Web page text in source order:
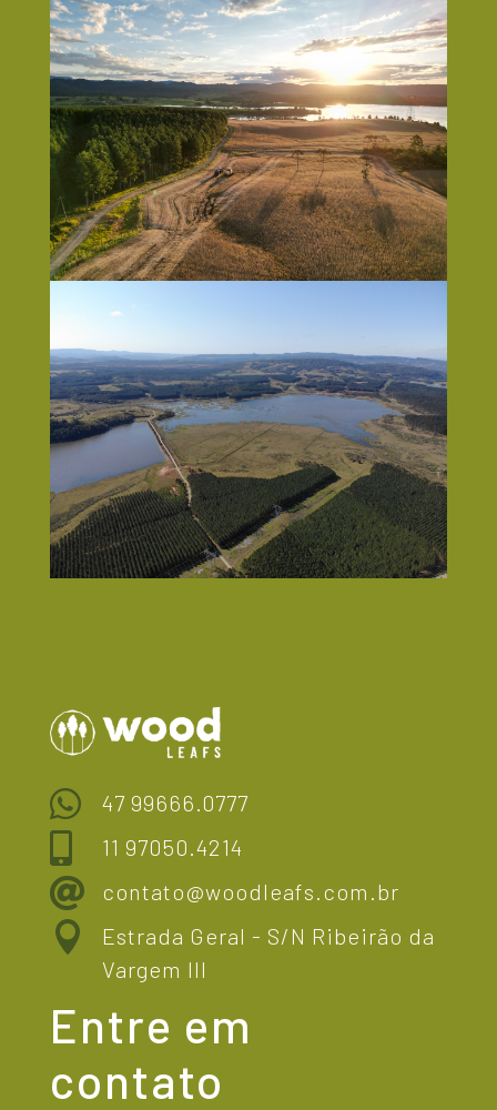
 47 99666.0777
 11 97050.4214
 contato@woodleafs.com.br

Estrada Geral - S/N Ribeirão da
Vargem III
Entre em
contato